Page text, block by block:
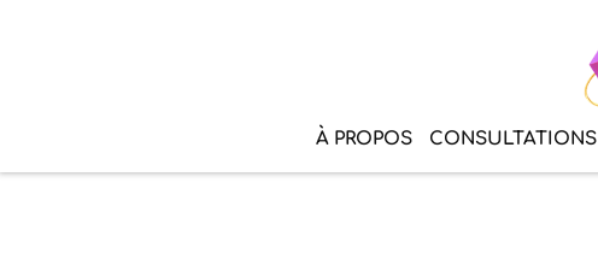
À PROPOS CONSULTATIONS